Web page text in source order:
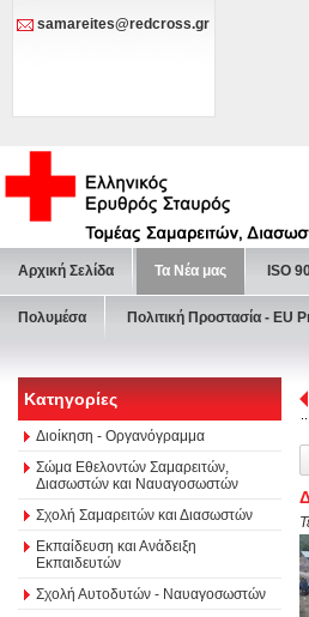
samareites@redcross.gr
Αρχική Σελίδα Τα Νέα μας ISO
Πολυμέσα Πολιτική Προστασία - ΕU
Κατηγορίες
Διοίκηση - Οργανόγραμμα
Σώμα Εθελοντών Σαμαρειτών,
Διασωστών και Ναυαγοσωστών
Σχολή Σαμαρειτών και Διασωστών
Εκπαίδευση και Ανάδειξη
Εκπαιδευτών
Σχολή Αυτοδυτών - Ναυαγοσωστών